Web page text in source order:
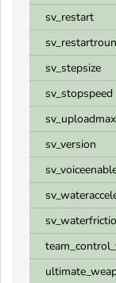
sv_restart
sv_stepsize
sv_stopspeed
sv_uploadmax
sv_version